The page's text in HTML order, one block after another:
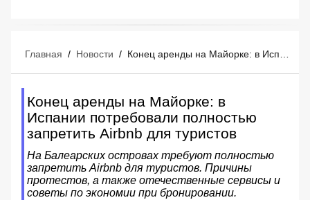
Главная / Новости / Конец аренды на Майорке: в Испании потребовали полностью запретить Airbnb для туристов
Конец аренды на Майорке: в
Испании потребовали полностью
запретить Airbnb для туристов
На Балеарских островах требуют полностью
запретить Airbnb для туристов. Причины
протестов, а также отечественные сервисы и
советы по экономии при бронировании.